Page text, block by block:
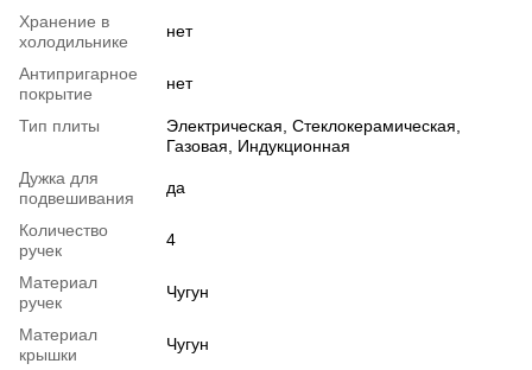
Хранение в
холодильнике
нет
Антипригарное
покрытие
нет
Тип плиты
Электрическая, Стеклокерамическая,
Газовая, Индукционная
Дужка для
подвешивания
да
Количество
ручек
4
Материал
ручек
Чугун
Материал
крышки
Чугун